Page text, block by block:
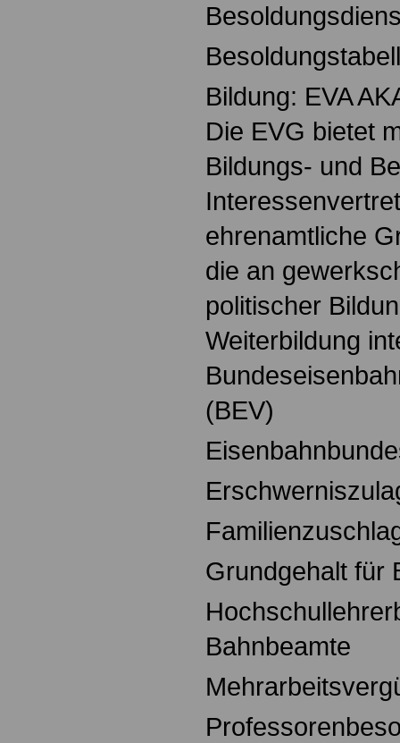
Bildung: EVA
Die EVG bietet
Bildungs- und
ehrenamtliche
die an
politischer
Weiterbildung
(BEV)
Grundgehalt für
Bahnbeamte